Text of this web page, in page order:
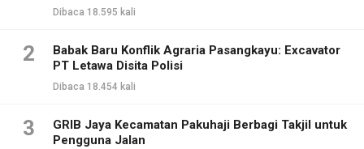
Dibaca 18.595 kali
2
Babak Baru Konflik Agraria Pasangkayu: Excavator
PT Letawa Disita Polisi
Dibaca 18.454 kali
3
GRIB Jaya Kecamatan Pakuhaji Berbagi Takjil untuk
Pengguna Jalan